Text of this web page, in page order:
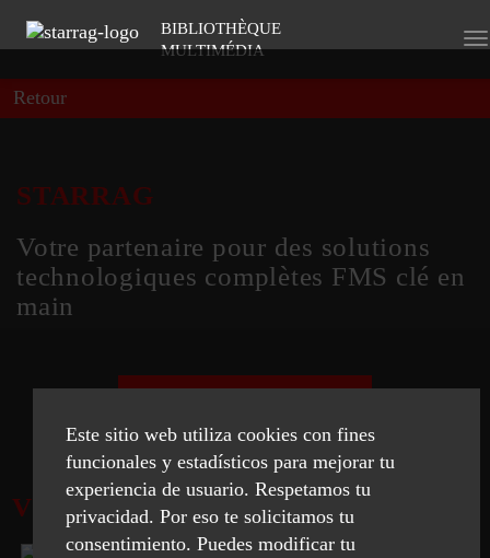
BIBLIOTHÈQUE
MULTIMÉDIA
Retour
STARRAG
Votre partenaire pour des solutions
technologiques complètes FMS clé en
main
VIDEOS
Este sitio web utiliza cookies con fines
funcionales y estadísticos para mejorar tu
experiencia de usuario. Respetamos tu
privacidad. Por eso te solicitamos tu
consentimiento. Puedes modificar tu